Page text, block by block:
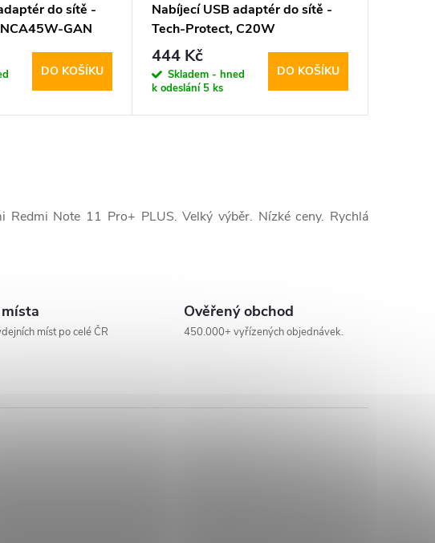
do sítě -
GAN
Black + USB-C
DO KOŠÍKU
Nabíjecí USB adaptér do sítě -
Tech-Protect, C20W
PD20W/QC3.0 + USB-C kabel
444 Kč
Skladem - hned
k odeslání 5 ks
DO KOŠÍKU
Note 11 Pro+ PLUS. Velký výběr. Nízké ceny. Rychlá
míst po celé ČR
Ověřený obchod
450.000+ vyřízených objednávek.